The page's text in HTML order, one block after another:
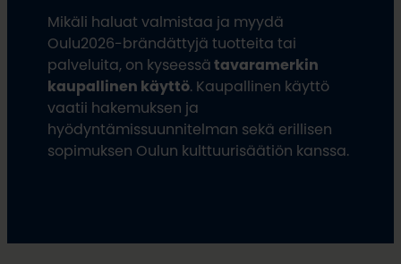
Mikäli haluat valmistaa ja myydä
Oulu2026-brändättyjä tuotteita tai
palveluita, on kyseessä tavaramerkin
kaupallinen käyttö. Kaupallinen käyttö
vaatii hakemuksen ja
hyödyntämissuunnitelman sekä erillisen
sopimuksen Oulun kulttuurisäätiön kanssa.